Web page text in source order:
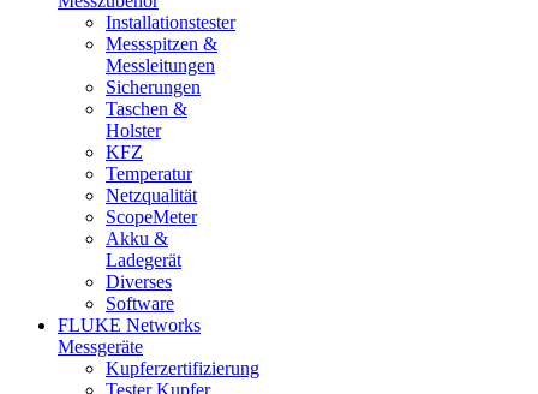
Installationstester
Messspitzen &
Messleitungen
Sicherungen
Taschen &
Holster
KFZ
Temperatur
Netzqualität
ScopeMeter
Akku &
Ladegerät
Diverses
Software
FLUKE Networks
Messgeräte
Kupferzertifizierung
Tester Kupfer